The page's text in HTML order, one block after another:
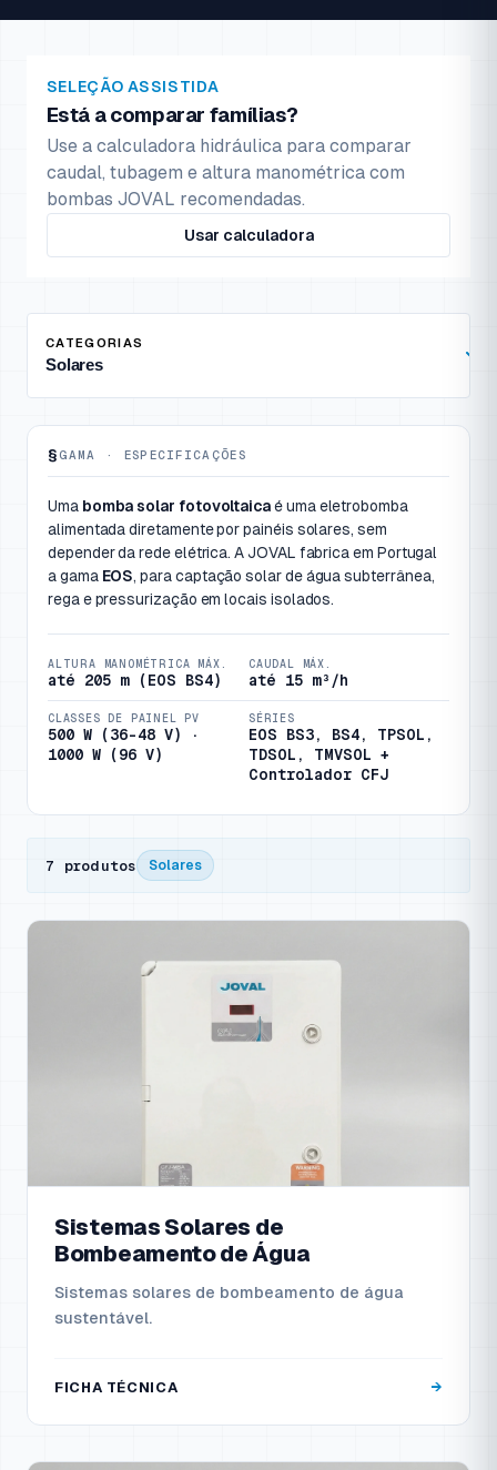
SELEÇÃO ASSISTIDA
Está a comparar famílias?
Use a calculadora hidráulica para comparar
caudal, tubagem e altura manométrica com
bombas JOVAL recomendadas.
Usar calculadora
CATEGORIAS
Solares
Solares · Gama de
§ GAMA · ESPECIFICAÇÕES
Uma bomba solar fotovoltaicaé uma eletrobomba
alimentada diretamente por painéis solares, sem
depender da rede elétrica. A JOVAL fabrica em Portugal
a gama EOS, para captação solar de água subterrânea,
rega e pressurização em locais isolados.
ALTURA MANOMÉTRICA MÁX.
até 205 m (EOS BS4)
CAUDAL MÁX.
até 15 m³/h
CLASSES DE PAINEL PV
500 W (36-48 V) ·
1000 W (96 V)
SÉRIES
EOS BS3, BS4, TPSOL,
TDSOL, TMVSOL +
Controlador CFJ
Solares
7 produtos Solares
Sistemas Solares de
Bombeamento de Água
Sistemas solares de bombeamento de água
sustentável.
FICHA TÉCNICA